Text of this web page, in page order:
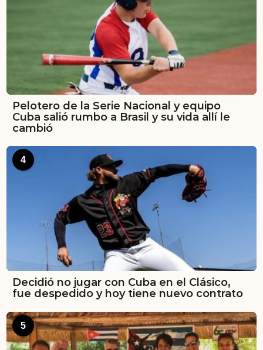
Pelotero de la Serie Nacional y equipo
Cuba salió rumbo a Brasil y su vida allí le
cambió
4
Decidió no jugar con Cuba en el Clásico,
fue despedido y hoy tiene nuevo contrato
5